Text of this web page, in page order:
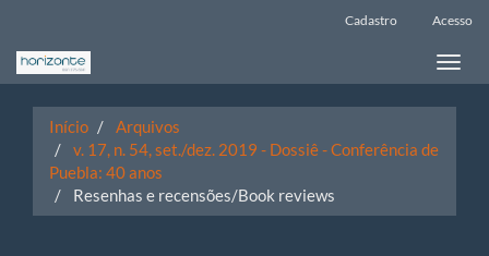
Conteúdo
principal
Lateral
Cadastro Acesso
Toggle
Início
Arquivos
v. 17, n. 54, set./dez. 2019 - Dossiê - Conferência de
Puebla: 40 anos
Resenhas e recensões/Book reviews